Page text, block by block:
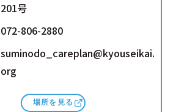
201号
072-806-2880
suminodo_careplan@kyouseikai.
org
場所を見る